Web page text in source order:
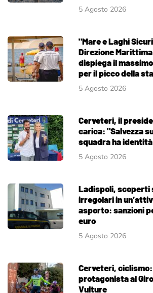
5 Agosto 2026
"Mare e Laghi
Direzione
dispiega il
per il picco della
5 Agosto 2026
Cerveteri, il
carica: "Salvezza
squadra ha
5 Agosto 2026
Ladispoli, scoperti
irregolari in
asporto: sanzioni
euro
5 Agosto 2026
Cerveteri,
protagonista al
Vulture